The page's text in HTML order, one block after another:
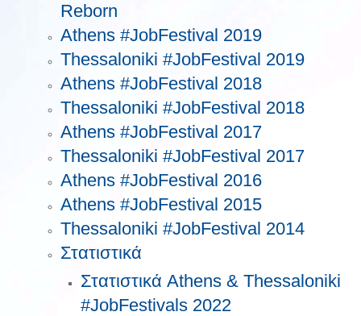
Reborn
Athens #JobFestival 2019
Thessaloniki #JobFestival 2019
Athens #JobFestival 2018
Thessaloniki #JobFestival 2018
Athens #JobFestival 2017
Τhessaloniki #JobFestival 2017
Athens #JobFestival 2016
Athens #JobFestival 2015
Thessaloniki #JobFestival 2014
Στατιστικά
Στατιστικά Athens & Thessaloniki
#JobFestivals 2022